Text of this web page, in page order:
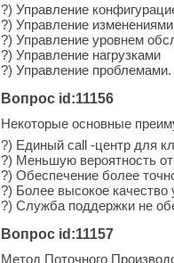
?) Управление
?) Управление изменениями
?) Управление уровнем
?) Управление нагрузками
?) Управление проблемами.
Вопрос id:11156
Некоторые основные
?) Единый call -центр для
?) Меньшую вероятность
?) Обеспечение более
?) Более высокое качество
?) Служба поддержки не
Вопрос id:11157
Метод Поточного